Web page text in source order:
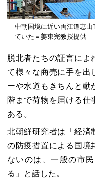
中朝国境に近い両江道恵
ていた＝姜東完教授提供
脱北者たちの証言によ
て様々な商売に手を出
ーや水道もきちんと動
階まで荷物を届ける仕
ある。
北朝鮮研究者は「経済
の防疫措置による国境
ないのは、一般の市
る」と話した。